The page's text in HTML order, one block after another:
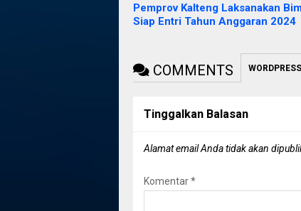
Pemprov Kalteng Laksanakan
Siap Entri Tahun Anggaran 2024
COMMENTS
Tinggalkan Balasan
Alamat email Anda tidak akan
Komentar*